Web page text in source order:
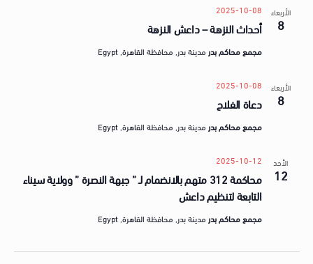
الأربعاء
8 أحداث النزهة – داعش النزهة
2025-10-08
مجمع محاكم بدر مدينة بدر, محافظة القاهرة, Egypt
الأربعاء
8 دعاة الفلاح
2025-10-08
مجمع محاكم بدر مدينة بدر, محافظة القاهرة, Egypt
الأحد
12
محاكمة 312 متهم بالانضمام لـ ” جبهة النصرة ” وولاية سيناء
التابعة لتنظيم داعش
2025-10-12
مجمع محاكم بدر مدينة بدر, محافظة القاهرة, Egypt